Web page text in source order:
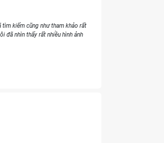
dính ở ranh giới chia giữa hai màu
– điều quan trọng nhất – được
てくれた。
摯な会社だと感じた。
、ベトナム企業の中で
kiếm cũng như tham khảo rất
đã nhìn thấy rất nhiều hình ảnh
gỡ tôi rất ấn tượng với Mr Hiếu -
hiện trong quá trình xây dựng
hài hoà giữa nhu cầu của chủ
trúc sư trong giai đoạn lập kế